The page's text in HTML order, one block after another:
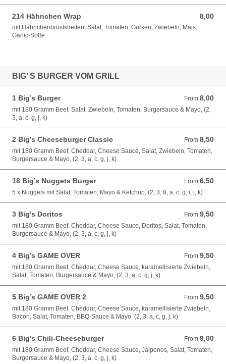
214 Hähnchen Wrap 8,00
8,00 EUR
mit Hähnchenbruststreifen, Salat, Tomaten, Gurken, Zwiebeln, Mais,
Garlic-Soße
BIG’ S BURGER VOM GRILL
1 Big’s Burger From 8,00
From 8,00 EUR
mit 180 Gramm Beef, Salat, Zwiebeln, Tomaten, Burgersauce & Mayo, (2,
3, a, c, g, j, k)
2 Big’s Cheeseburger Classic From 8,50
From 8,50 EUR
mit 180 Gramm Beef, Cheddar, Cheese Sauce, Salat, Zwiebeln, Tomaten,
Burgersauce & Mayo, (2, 3, a, c, g, j, k)
18 Big’s Nuggets Burger From 6,50
From 6,50 EUR
5 x Nuggets mit Salat, Tomaten, Mayo & Ketchup, (2, 3, 8, a, c, g, i, j, k)
3 Big's Doritos From 9,50
From 9,50 EUR
mit 180 Gramm Beef, Cheddar, Cheese Sauce, Doritos, Salat, Tomaten,
Burgersauce & Mayo, (2, 3, a, c, g, j, k)
4 Big’s GAME OVER From 9,50
From 9,50 EUR
mit 180 Gramm Beef, Cheddar, Cheese Sauce, karamellisierte Zwiebeln,
Salat, Tomaten, Burgersauce & Mayo, (2, 3, a, c, g, j, k)
5 Big’s GAME OVER 2 From 9,50
From 9,50 EUR
mit 180 Gramm Beef, Cheddar, Cheese Sauce, karamellisierte Zwiebeln,
Bacon, Salat, Tomaten, BBQ-Sauce & Mayo, (2, 3, a, c, g, j, k)
6 Big’s Chili-Cheeseburger From 9,00
From 9,00 EUR
mit 180 Gramm Beef, Cheddar, Cheese Sauce, Jalpenos, Salat, Tomaten,
Burgersauce & Mayo, (2, 3, a, c, g, j, k)